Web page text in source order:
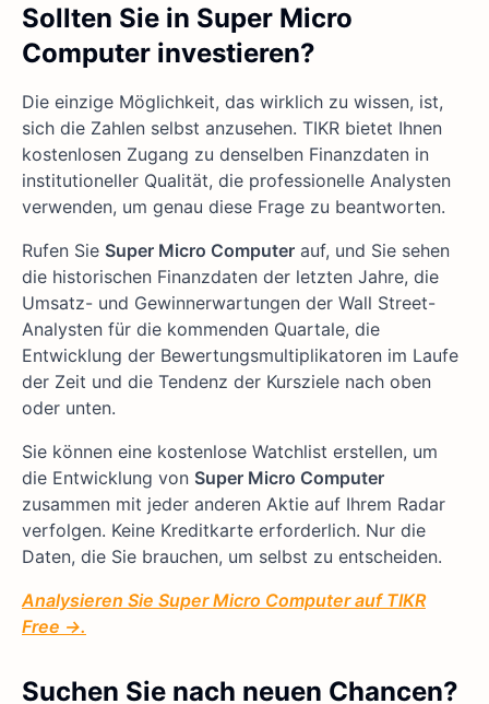
Sollten Sie in Super Micro
Computer investieren?
Die einzige Möglichkeit, das wirklich zu wissen, ist,
sich die Zahlen selbst anzusehen. TIKR bietet Ihnen
kostenlosen Zugang zu denselben Finanzdaten in
institutioneller Qualität, die professionelle Analysten
verwenden, um genau diese Frage zu beantworten.
Rufen Sie Super Micro Computer auf, und Sie sehen
die historischen Finanzdaten der letzten Jahre, die
Umsatz- und Gewinnerwartungen der Wall Street-
Analysten für die kommenden Quartale, die
Entwicklung der Bewertungsmultiplikatoren im Laufe
der Zeit und die Tendenz der Kursziele nach oben
oder unten.
Sie können eine kostenlose Watchlist erstellen, um
die Entwicklung von Super Micro Computer
zusammen mit jeder anderen Aktie auf Ihrem Radar
verfolgen. Keine Kreditkarte erforderlich. Nur die
Daten, die Sie brauchen, um selbst zu entscheiden.
Analysieren Sie Super Micro Computer auf TIKR
Free →.
Suchen Sie nach neuen Chancen?